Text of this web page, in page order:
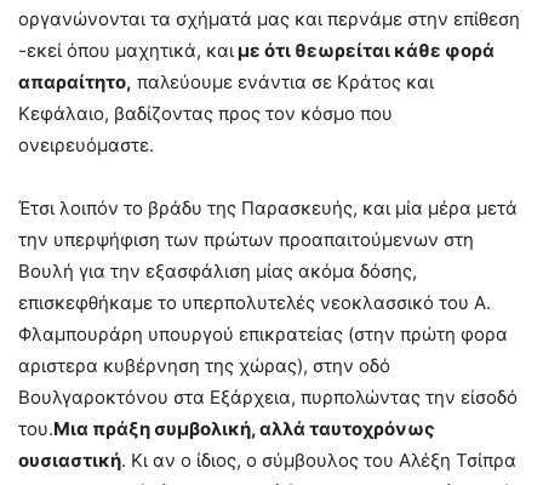
οργανώνονται τα σχήματά μας και περνάμε στην επίθεση
-εκεί όπου μαχητικά, καιμε ότι θεωρείται κάθε φορά
απαραίτητο, παλεύουμε ενάντια σε Κράτος και
Κεφάλαιο, βαδίζοντας προς τον κόσμο που
ονειρευόμαστε.
Έτσι λοιπόν το βράδυ της Παρασκευής, και μία μέρα μετά
την υπερψήφιση των πρώτων προαπαιτούμενων στη
Βουλή για την εξασφάλιση μίας ακόμα δόσης,
επισκεφθήκαμε το υπερπολυτελές νεοκλασσικό του Α.
Φλαμπουράρη υπουργού επικρατείας (στην πρώτη φορα
αριστερα κυβέρνηση της χώρας), στην οδό
Βουλγαροκτόνου στα Εξάρχεια, πυρπολώντας την είσοδό
του.Μια πράξη συμβολική, αλλά ταυτοχρόνως
ουσιαστική. Κι αν ο ίδιος, ο σύμβουλος του Αλέξη Τσίπρα